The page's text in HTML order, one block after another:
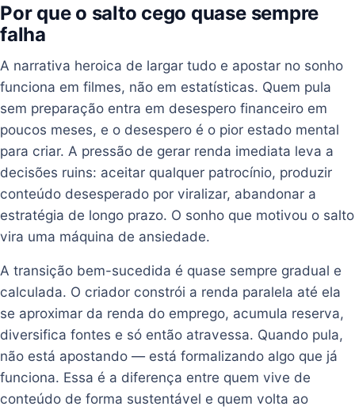
Por que o salto cego quase sempre
falha
A narrativa heroica de largar tudo e apostar no sonho
funciona em filmes, não em estatísticas. Quem pula
sem preparação entra em desespero financeiro em
poucos meses, e o desespero é o pior estado mental
para criar. A pressão de gerar renda imediata leva a
decisões ruins: aceitar qualquer patrocínio, produzir
conteúdo desesperado por viralizar, abandonar a
estratégia de longo prazo. O sonho que motivou o salto
vira uma máquina de ansiedade.
A transição bem-sucedida é quase sempre gradual e
calculada. O criador constrói a renda paralela até ela
se aproximar da renda do emprego, acumula reserva,
diversifica fontes e só então atravessa. Quando pula,
não está apostando — está formalizando algo que já
funciona. Essa é a diferença entre quem vive de
conteúdo de forma sustentável e quem volta ao